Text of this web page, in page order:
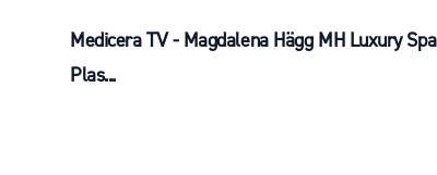
Medicera TV - Magdalena Hägg MH Luxury
Plas...